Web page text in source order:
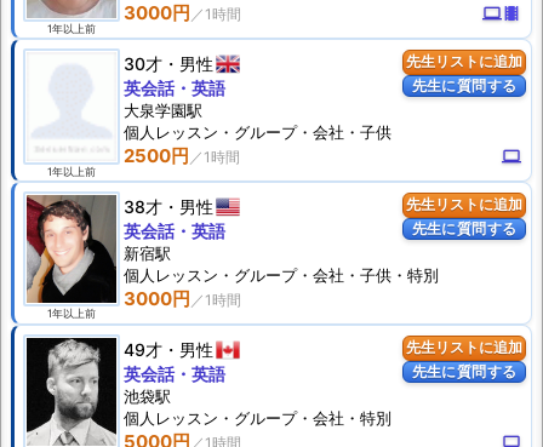
1年以上前
3000円 computertheaters
先生リストに追加
先生に質問する
1年以上前
30才 男性
2500円 computer
英会話・英語
大泉学園駅
個人 レッスン ・グループ・会社・子供
先生リストに追加
先生に質問する
1年以上前
38才 男性
3000円
英会話・英語
新宿駅
個人 レッスン ・グループ・会社・子供・特別
先生リストに追加
先生に質問する
49才 男性
5000円 computer
英会話・英語
池袋駅
個人 レッスン ・グループ・会社・特別